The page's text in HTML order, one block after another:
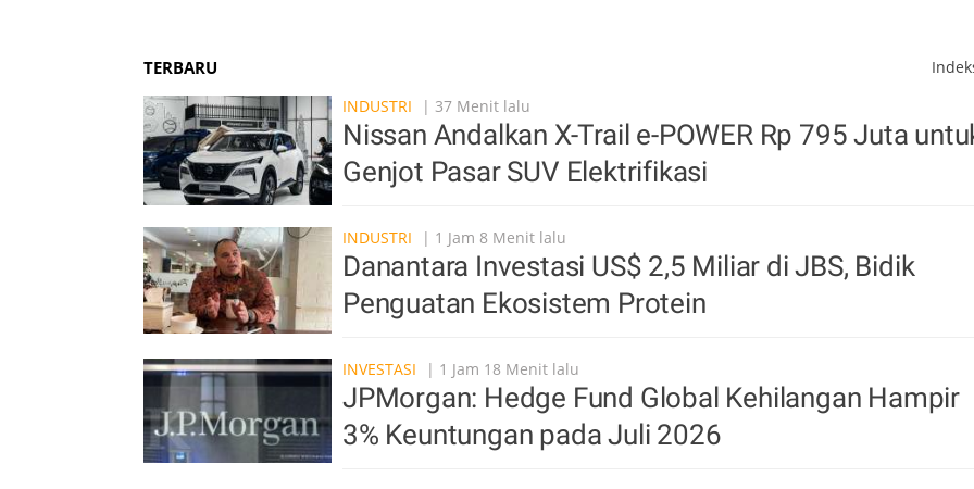
TERBARU
INDUSTRI
| 37 Menit lalu
Nissan Andalkan X-Trail e-POWER Rp 795 Juta
Genjot Pasar SUV Elektrifikasi
INDUSTRI | 1 Jam 8 Menit lalu
Danantara Investasi US$ 2,5 Miliar di JBS, Bidik
Penguatan Ekosistem Protein
INVESTASI | 1 Jam 18 Menit lalu
JPMorgan: Hedge Fund Global Kehilangan Hampir
3% Keuntungan pada Juli 2026